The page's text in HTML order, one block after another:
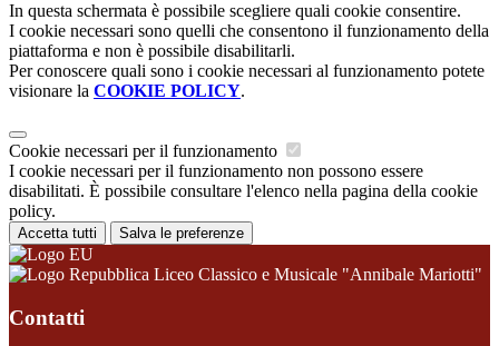
In questa schermata è possibile scegliere quali cookie consentire.
I cookie necessari sono quelli che consentono il funzionamento della
piattaforma e non è possibile disabilitarli.
Per conoscere quali sono i cookie necessari al funzionamento potete
visionare la COOKIE POLICY.
Cookie necessari per il funzionamento
I cookie necessari per il funzionamento non possono essere
disabilitati. È possibile consultare l'elenco nella pagina della cookie
policy.
Accetta tutti Salva le preferenze
Liceo Classico e Musicale "Annibale Mariotti"
Contatti